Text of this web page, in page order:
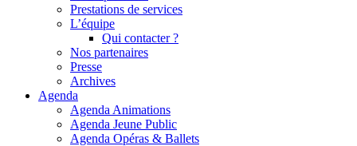
Prestations de services
L’équipe
Qui contacter ?
Nos partenaires
Presse
Archives
Agenda
Agenda Animations
Agenda Jeune Public
Agenda Opéras & Ballets